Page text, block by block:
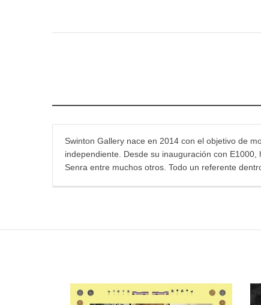
Swinton Gallery nace en 2014 con el objetivo de
independiente. Desde su inauguración con
Senra entre muchos otros. Todo un referente